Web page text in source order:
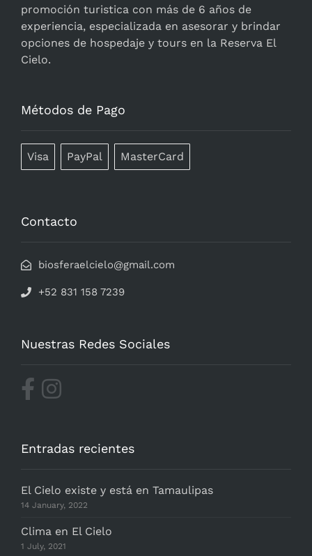
promoción turistica con más de 6 años de
experiencia, especializada en asesorar y brindar
opciones de hospedaje y tours en la Reserva El
Cielo.
Métodos de Pago
Visa PayPal MasterCard
Contacto
biosferaelcielo@gmail.com
+52 831 158 7239
Nuestras Redes Sociales
Entradas recientes
El Cielo existe y está en Tamaulipas
14 January, 2022
Clima en El Cielo
1 July, 2021